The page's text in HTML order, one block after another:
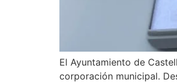
El Ayuntamiento de
corporación municipal.